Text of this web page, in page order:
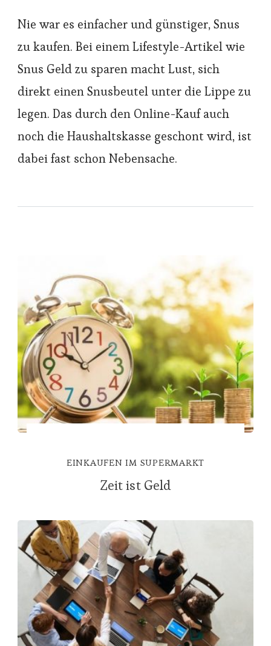
Nie war es einfacher und günstiger, Snus
zu kaufen. Bei einem Lifestyle-Artikel wie
Snus Geld zu sparen macht Lust, sich
direkt einen Snusbeutel unter die Lippe zu
legen. Das durch den Online-Kauf auch
noch die Haushaltskasse geschont wird, ist
dabei fast schon Nebensache.
EINKAUFEN IM SUPERMARKT
Zeit ist Geld